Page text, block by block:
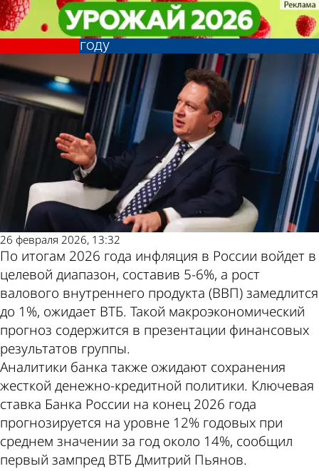
Спрогнозировано улучшение
ситуации с инфляцией в 2026
году
Экономика
26 февраля 2026, 13:32
По итогам 2026 года инфляция в России войдет в
целевой диапазон, составив 5-6%, а рост
валового внутреннего продукта (ВВП) замедлится
до 1%, ожидает ВТБ. Такой макроэкономический
прогноз содержится в презентации финансовых
результатов группы.
Аналитики банка также ожидают сохранения
жесткой денежно-кредитной политики. Ключевая
ставка Банка России на конец 2026 года
прогнозируется на уровне 12% годовых при
среднем значении за год около 14%, сообщил
первый зампред ВТБ Дмитрий Пьянов.
Спрогнозировано улучшение
ситуации с инфляцией в 2026
году
Экономика
Другие новости
по теме
Погода и курсы
валют в Пензе